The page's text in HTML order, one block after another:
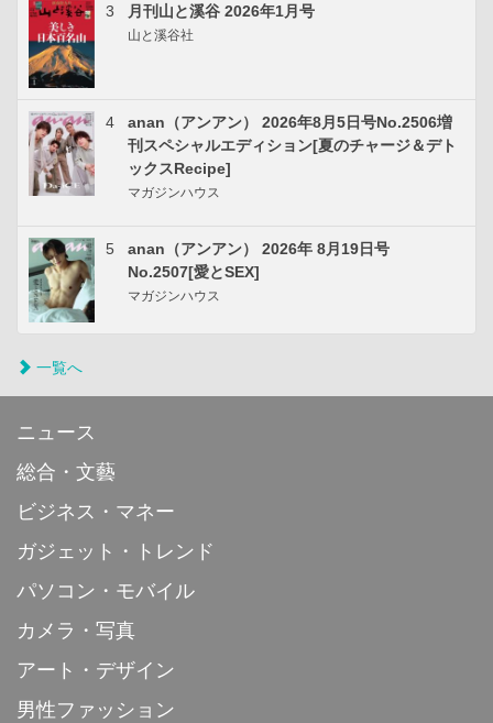
3 月刊山と溪谷 2026年1月号
山と溪谷社
4
anan（アンアン） 2026年8月5日号No.2506増
刊スペシャルエディション[夏のチャージ＆デト
ックスRecipe]
マガジンハウス
5
anan（アンアン） 2026年 8月19日号
No.2507[愛とSEX]
マガジンハウス
一覧へ
ニュース
総合・文藝
ビジネス・マネー
ガジェット・トレンド
パソコン・モバイル
カメラ・写真
アート・デザイン
男性ファッション